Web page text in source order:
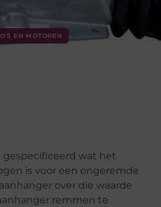
EN MOTOREN
wat is het en
het gebruikt?
gespecificeerd wat het
is voor een ongeremde
over die waarde
remmen te